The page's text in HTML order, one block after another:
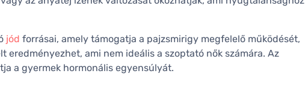
jód forrásai, amely támogatja a pajzsmirigy megfelelő működését,
ami nem ideális a szoptató nők számára. Az
a gyermek hormonális egyensúlyát.